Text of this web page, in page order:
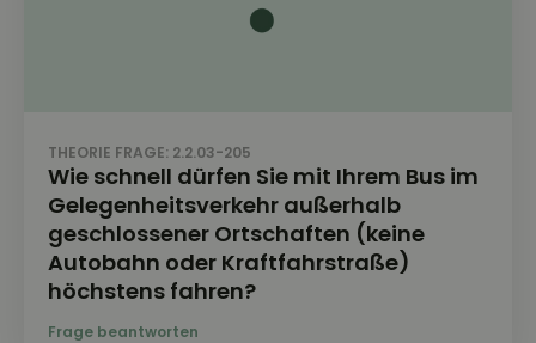
THEORIE FRAGE: 2.2.03-205
Wie schnell dürfen Sie mit Ihrem Bus im
Gelegenheitsverkehr außerhalb
geschlossener Ortschaften (keine
Autobahn oder Kraftfahrstraße)
höchstens fahren?